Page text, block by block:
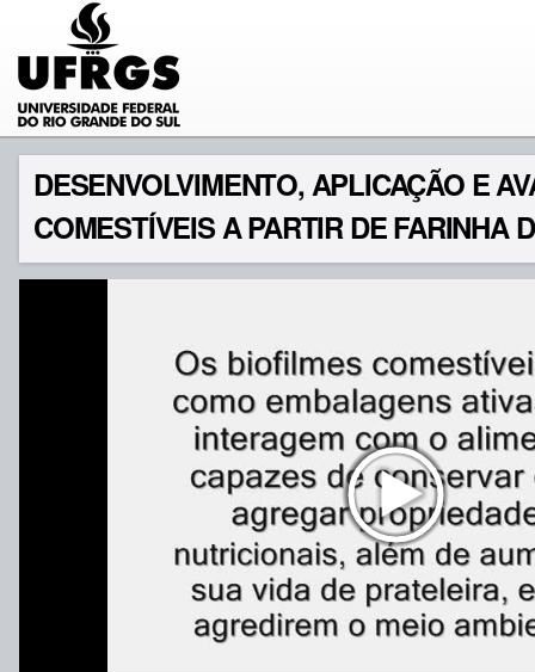
DESENVOLVIMENTO, APLICAÇÃO E
COMESTÍVEIS A PARTIR DE FARINHA